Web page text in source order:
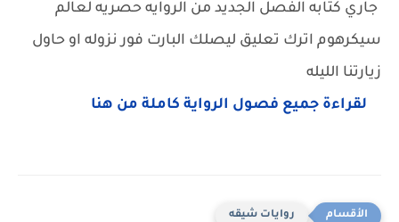
جاري كتابه الفصل الجديد من الروايه حصريه لعالم
سيكرهوم اترك تعليق ليصلك البارت فور نزوله او حاول
زيارتنا الليله
لقراءة جميع فصول الرواية كاملة من هنا
روايات شيقه